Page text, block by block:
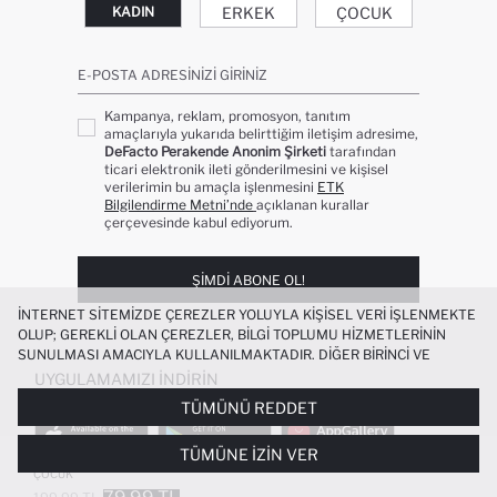
5'LI PAMUKLU UZUN ÇORAP ERKEK
ÇOCUK
KADIN ERKEK ÇOCUK
E-POSTA ADRESINIZI GIRINIZ
Kampanya, reklam, promosyon, tanıtım
amaçlarıyla yukarıda belirttiğim iletişim adresime,
DeFacto Perakende Anonim Şirketi tarafından
ticari elektronik ileti gönderilmesini ve kişisel
verilerimin bu amaçla işlenmesini ETK
Bilgilendirme Metni’nde açıklanan kurallar
çerçevesinde kabul ediyorum.
ŞIMDI ABONE OL!
UYGULAMAMIZI İNDIRIN
İNTERNET SITEMIZDE ÇEREZLER YOLUYLA KIŞISEL VERI IŞLENMEKTE
OLUP; GEREKLI OLAN ÇEREZLER, BILGI TOPLUMU HIZMETLERININ
SUNULMASI AMACIYLA KULLANILMAKTADIR. DIĞER BIRINCI VE
ÜÇÜNCÜ TARAF ÇEREZLER ISE SIZE DAHA IYI BIR ALIŞVERIŞ
DENEYIMI SUNULABILMESI, SITEMIZIN DAHA IŞLEVSEL KILINMASI VE
KIŞISELLEŞTIRMESI VE AÇIK RIZA VERMENIZ HALINDE, SIZLERE
YÖNELIK PAZARLAMA FAALIYETLERININ YAPILMASI AMAÇLARIYLA
SINIRLI OLARAK KULLANILACAKTIR. ÇEREZLERE DAIR TERCIHLERINIZI
ÇEREZ TERCIHLERIPANELI ARACILIĞIYLA HER ZAMAN YÖNETEBILIR,
TÜMÜNÜ REDDET
TÜMÜNE İZIN VER